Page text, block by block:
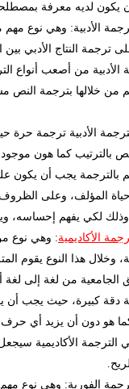
يكون لديه معرفة
الأدبية: وهي نوع مهم
ترجمة النتاج الأدبي
الأدبية من أصعب أنواع
من خلالها بترجمة النص
الأدبية ترجمة حرة
بالترتيب كما هون
بالترجمة يجب أن يكون
المؤلف، وعلى الظروف
وذلك لكي يفهم إحساسه،
الأكاديمية: وهي نوع
وخلال هذا النوع يقوم
الجامعية من لغة إلى
دقة كبيرة، حيث يجب أن
هو دون أن يزيد أي
الترجمة الأكاديمية
الفورية: وهي نوع